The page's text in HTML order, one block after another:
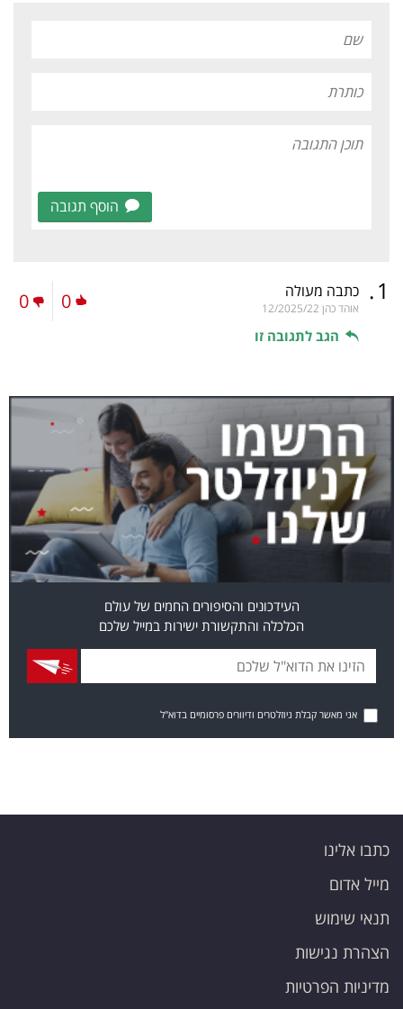
הוסף תגובה
1
. כתבה מעולה
אוהד כהן 12/2025/22
הגב לתגובה זו
0
0
העידכונים והסיפורים החמים של עולם
הכלכלה והתקשורת ישירות במייל שלכם
אני מאשר קבלת ניוזלטרים ודיוורים פרסומיים בדוא"ל
כתבו אלינו
מייל אדום
תנאי שימוש
הצהרת נגישות
מדיניות הפרטיות